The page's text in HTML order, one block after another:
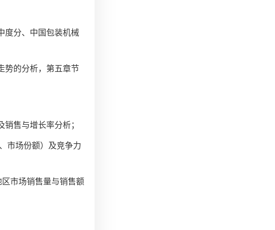
度分、中国包装机械
势的分析，第五章节
售与增长率分析；
市场份额）及竞争力
市场销售量与销售额